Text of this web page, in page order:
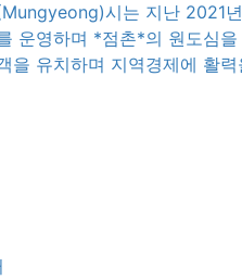
시는 지난 2021
운영하며 *점촌*의 원도심
을 유치하며 지역경제에 활